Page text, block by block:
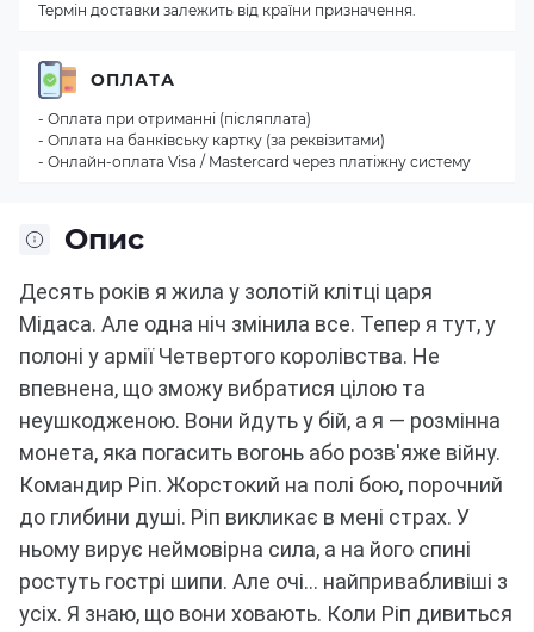
Опис
Десять років я жила у золотій клітці царя
Мідаса. Але одна ніч змінила все. Тепер я тут, у
полоні у армії Четвертого королівства. Не
впевнена, що зможу вибратися цілою та
неушкодженою. Вони йдуть у бій, а я — розмінна
монета, яка погасить вогонь або розв'яже війну.
Командир Ріп. Жорстокий на полі бою, порочний
до глибини душі. Ріп викликає в мені страх. У
ньому вирує неймовірна сила, а на його спині
ростуть гострі шипи. Але очі… найпривабливіші з
усіх. Я знаю, що вони ховають. Коли Ріп дивиться
Термін доставки залежить від країни призначення.
ОПЛАТА
- Оплата при отриманні (післяплата)
- Оплата на банківську картку (за реквізитами)
- Онлайн-оплата Visa / Mastercard через платіжну систему